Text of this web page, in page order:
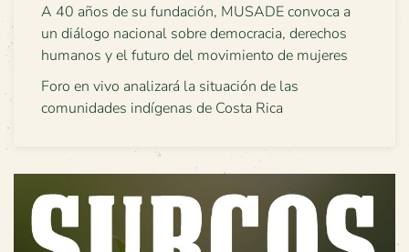
A 40 años de su fundación, MUSADE convoca a
un diálogo nacional sobre democracia, derechos
humanos y el futuro del movimiento de mujeres
Foro en vivo analizará la situación de las
comunidades indígenas de Costa Rica